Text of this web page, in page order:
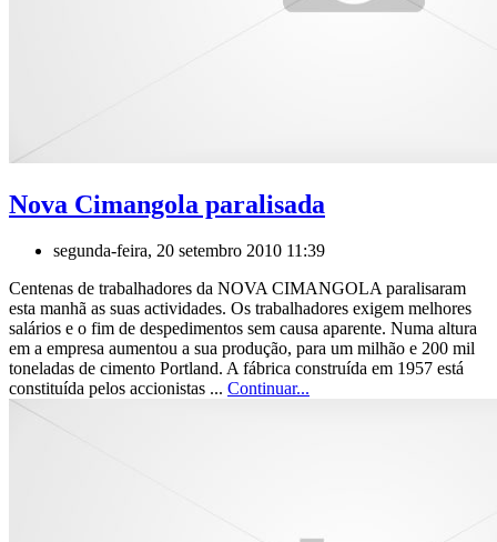
Nova Cimangola paralisada
segunda-feira, 20 setembro 2010 11:39
Centenas de trabalhadores da NOVA CIMANGOLA paralisaram
esta manhã as suas actividades. Os trabalhadores exigem melhores
salários e o fim de despedimentos sem causa aparente. Numa altura
em a empresa aumentou a sua produção, para um milhão e 200 mil
toneladas de cimento Portland. A fábrica construída em 1957 está
constituída pelos accionistas ... Continuar...